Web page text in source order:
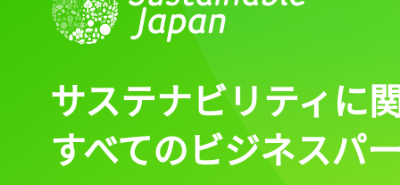
サステナビリティに
すべてのビジネスパ